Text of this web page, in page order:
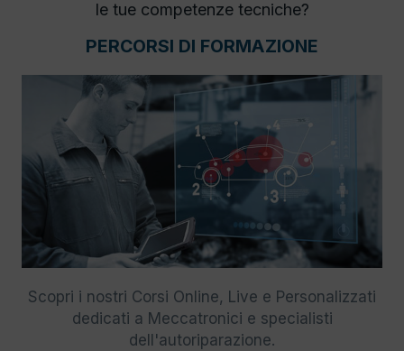
le tue competenze tecniche?
PERCORSI DI FORMAZIONE
Scopri i nostri Corsi Online, Live e Personalizzati
dedicati a Meccatronici e specialisti
dell'autoriparazione.